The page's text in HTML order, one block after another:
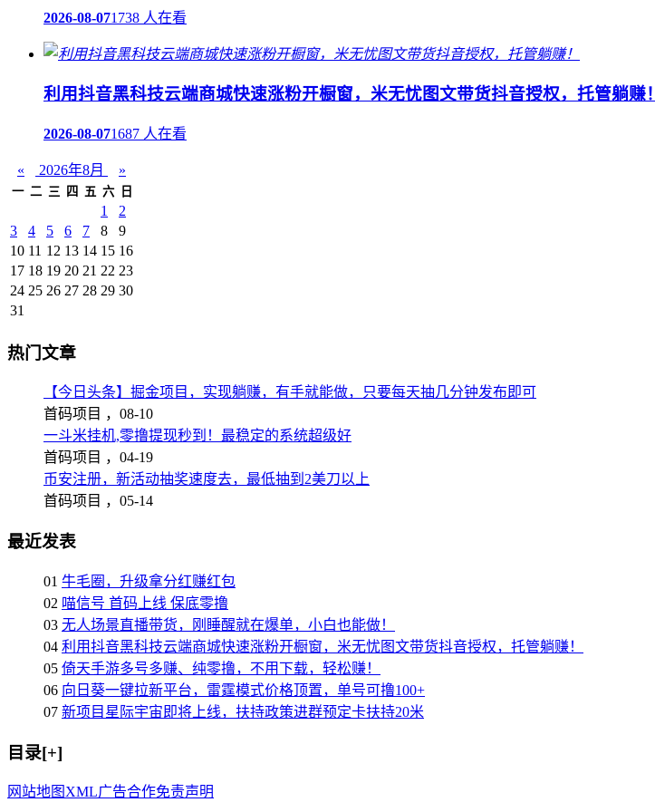
2026-08-071738 人在看
利用抖音黑科技云端商城快速涨粉开橱窗，米无忧图文带货抖音授权，托管躺赚！
2026-08-071687 人在看
« 2026年8月 »
一 二 三 四 五 六 日
1
2
3
4 5 6 7 8
9
10 11 12 13 14 15 16
17 18 19 20 21 22 23
24 25 26 27 28 29 30
31
热门文章
【今日头条】掘金项目，实现躺赚，有手就能做，只要每天抽几分钟发布即可
首码项目 ， 08-10
一斗米挂机,零撸提现秒到！最稳定的系统超级好
首码项目 ， 04-19
币安注册，新活动抽奖速度去，最低抽到2美刀以上
首码项目 ， 05-14
最近发表
01 牛毛圈，升级拿分红赚红包
02 喵信号 首码上线 保底零撸
03 无人场景直播带货，刚睡醒就在爆单，小白也能做！
04 利用抖音黑科技云端商城快速涨粉开橱窗，米无忧图文带货抖音授权，托管躺赚！
05 倚天手游多号多赚、纯零撸，不用下载，轻松赚！
06 向日葵一键拉新平台，雷霆模式价格顶置，单号可撸100+
07 新项目星际宇宙即将上线，扶持政策进群预定卡扶持20米
目录[+]
网站地图 XML广告合作免责声明